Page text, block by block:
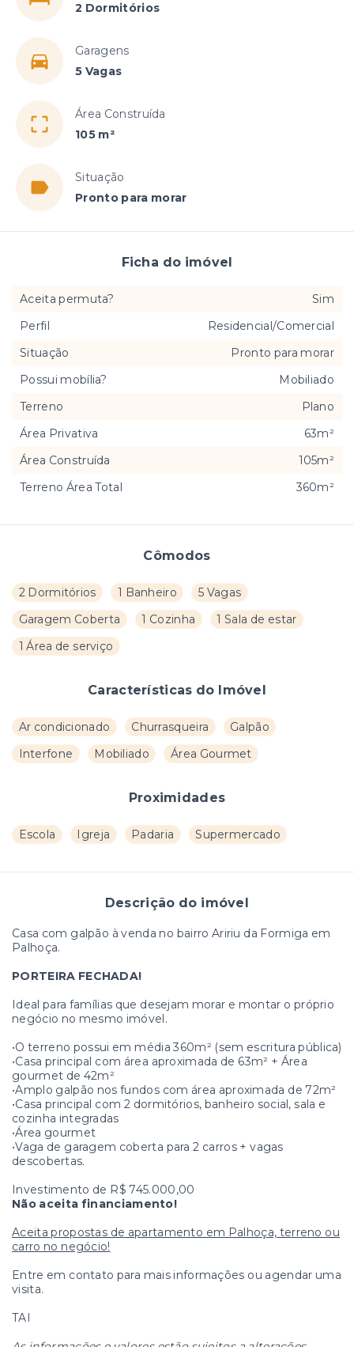
2 Dormitórios
Garagens
5 Vagas
Área Construída
105 m²
Situação
Pronto para morar
Cômodos
2 Dormitórios 1 Banheiro
5 Vagas
Garagem Coberta
1 Cozinha
1 Sala de estar
1 Área de serviço
Características do Imóvel
Ar condicionado Churrasqueira
Galpão
Interfone
Mobiliado Área Gourmet
Proximidades
Escola Igreja Padaria Supermercado
Descrição do imóvel
Casa com galpão à venda no bairro Aririu da Formiga em
Palhoça.
PORTEIRA FECHADA!
Ideal para famílias que desejam morar e montar o próprio
negócio no mesmo imóvel.
•O terreno possui em média 360m² (sem escritura pública)
•Casa principal com área aproximada de 63m² + Área
gourmet de 42m²
•Amplo galpão nos fundos com área aproximada de 72m²
•Casa principal com 2 dormitórios, banheiro social, sala e
cozinha integradas
•Área gourmet
•Vaga de garagem coberta para 2 carros + vagas
descobertas.
Investimento de R$ 745.000,00
Não aceita financiamento!
Aceita propostas de apartamento em Palhoça, terreno ou
carro no negócio!
Entre em contato para mais informações ou agendar uma
visita.
TAI
Ficha do imóvel
Aceita permuta?
Sim
Perfil
Residencial/Comercial
Situação
Pronto para morar
Possui mobília?
Mobiliado
Terreno
Plano
Área Privativa
63m²
Área Construída
105m²
Terreno Área Total
360m²